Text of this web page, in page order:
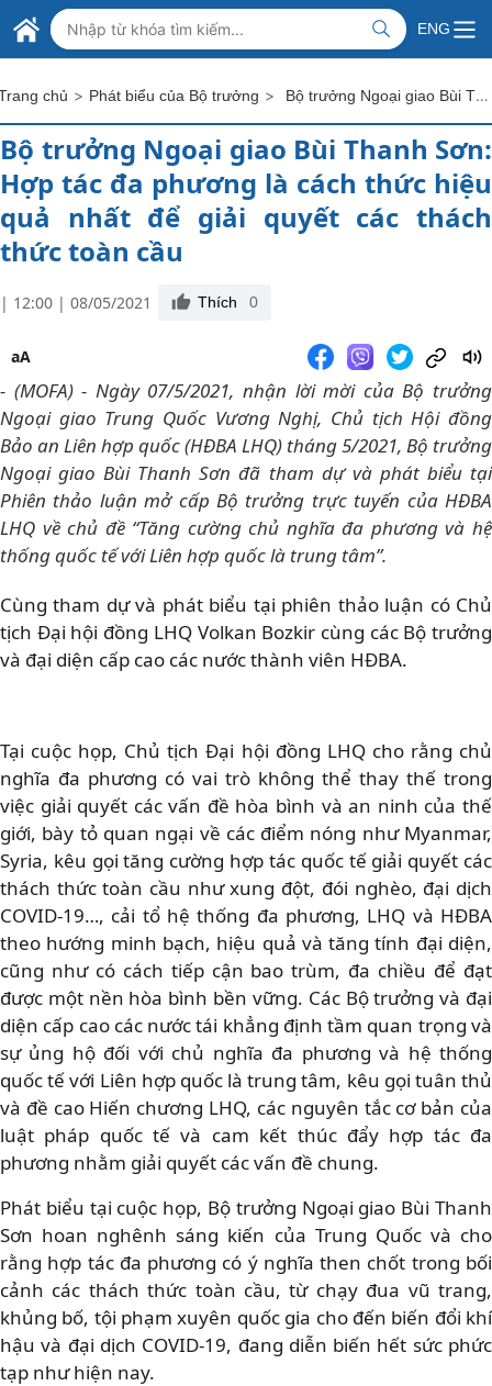
Skip to Main Content
BỘ NGOẠI GIAO VIỆT NAM
MINISTRY OF FOREIGN AFFAIRS
ENG
chủ > Phát biểu của Bộ trưởng > Bộ trưởng Ngoại giao Bùi Thanh Sơn: Hợp tác đa phương là cách thức hiệu quả nhất để giải quyết các thách thức toàn cầu
Bộ trưởng Ngoại giao Bùi Thanh Sơn:
Hợp tác đa phương là cách thức hiệu
quả nhất để giải quyết các thách
thức toàn cầu
| 12:00 | 08/05/2021 Thích 0
aA
- (MOFA) - Ngày 07/5/2021, nhận lời mời của Bộ trưởng
Ngoại giao Trung Quốc Vương Nghị, Chủ tịch Hội đồng
Bảo an Liên hợp quốc (HĐBA LHQ) tháng 5/2021, Bộ trưởng
Ngoại giao Bùi Thanh Sơn đã tham dự và phát biểu tại
Phiên thảo luận mở cấp Bộ trưởng trực tuyến của HĐBA
LHQ về chủ đề “Tăng cường chủ nghĩa đa phương và hệ
thống quốc tế với Liên hợp quốc là trung tâm”.
Cùng tham dự và phát biểu tại phiên thảo luận có Chủ
tịch Đại hội đồng LHQ Volkan Bozkir cùng các Bộ trưởng
và đại diện cấp cao các nước thành viên HĐBA.
Tại cuộc họp, Chủ tịch Đại hội đồng LHQ cho rằng chủ
nghĩa đa phương có vai trò không thể thay thế trong
việc giải quyết các vấn đề hòa bình và an ninh của thế
giới, bày tỏ quan ngại về các điểm nóng như Myanmar,
Syria, kêu gọi tăng cường hợp tác quốc tế giải quyết các
thách thức toàn cầu như xung đột, đói nghèo, đại dịch
COVID-19…, cải tổ hệ thống đa phương, LHQ và HĐBA
theo hướng minh bạch, hiệu quả và tăng tính đại diện,
cũng như có cách tiếp cận bao trùm, đa chiều để đạt
được một nền hòa bình bền vững. Các Bộ trưởng và đại
diện cấp cao các nước tái khẳng định tầm quan trọng và
sự ủng hộ đối với chủ nghĩa đa phương và hệ thống
quốc tế với Liên hợp quốc là trung tâm, kêu gọi tuân thủ
và đề cao Hiến chương LHQ, các nguyên tắc cơ bản của
luật pháp quốc tế và cam kết thúc đẩy hợp tác đa
phương nhằm giải quyết các vấn đề chung.
Phát biểu tại cuộc họp, Bộ trưởng Ngoại giao Bùi Thanh
Sơn hoan nghênh sáng kiến của Trung Quốc và cho
rằng hợp tác đa phương có ý nghĩa then chốt trong bối
cảnh các thách thức toàn cầu, từ chạy đua vũ trang,
khủng bố, tội phạm xuyên quốc gia cho đến biến đổi khí
hậu và đại dịch COVID-19, đang diễn biến hết sức phức
tạp như hiện nay.